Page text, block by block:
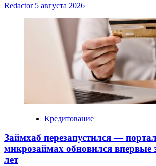
Redactor 5 августа 2026
Кредитование
Займхаб перезапустился —
микрозаймах обновился впервые
лет